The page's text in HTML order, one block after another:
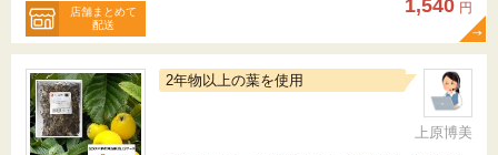
店舗まとめて
配送
1,540 円
2年物以上の葉を使用
上原博美